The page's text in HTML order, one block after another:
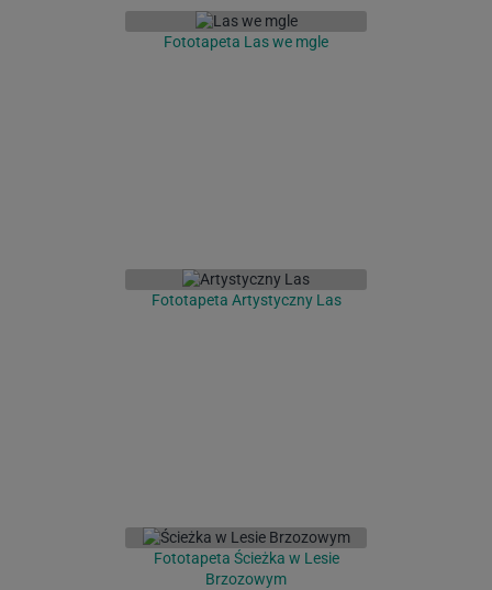
Fototapeta Las we mgle
Fototapeta Artystyczny Las
Fototapeta Ścieżka w Lesie
Brzozowym